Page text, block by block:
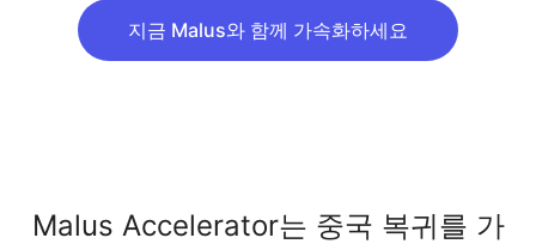
지금 Malus와 함께 가속화하세요
Malus Accelerator는 중국 복귀를 가